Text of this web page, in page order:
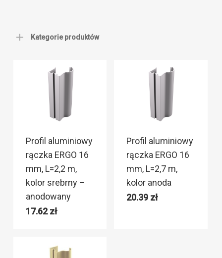
Kategorie produktów
Profil aluminiowy
rączka ERGO 16
mm, L=2,2 m,
kolor srebrny –
anodowany
17.62zł
Profil aluminiowy
rączka ERGO 16
mm, L=2,7 m,
kolor anoda
20.39 zł